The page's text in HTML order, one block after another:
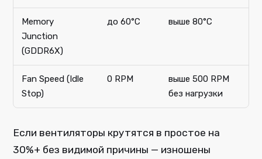
Memory
Junction
(GDDR6X)
до 60°C выше 80°C
Fan Speed (Idle
Stop)
0 RPM
выше 500 RPM
без нагрузки
Если вентиляторы крутятся в простое на
30%+ без видимой причины — изношены